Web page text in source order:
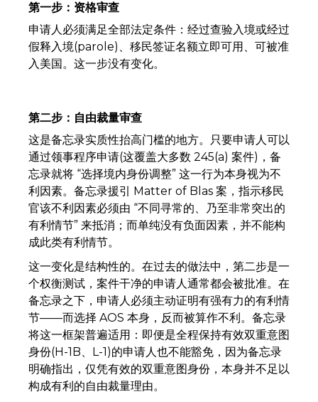
第一步：资格审查
申请人必须满足全部法定条件：经过查验入境或经过
假释入境(parole)、移民签证名额立即可用、可被准
入美国。这一步没有变化。
第二步：自由裁量审查
这是备忘录实质性抬高门槛的地方。只要申请人可以
通过领事程序申请(这覆盖大多数 245(a) 案件)，备
忘录就将 “选择境内身份调整” 这一行为本身视为不
利因素。备忘录援引 Matter of Blas 案，指示移民
官该不利因素必须由 “不同寻常的、乃至非常突出的
有利情节” 来抵消；而单纯没有负面因素，并不能构
成此类有利情节。
这一变化是结构性的。在过去的做法中，第二步是一
个权衡测试，案件干净的申请人通常都会被批准。在
备忘录之下，申请人必须主动证明有强有力的有利情
节——而选择 AOS 本身，反而被算作不利。备忘录
将这一框架普遍适用：即便是全程保持有效双重意图
身份(H-1B、L-1)的申请人也不能豁免，因为备忘录
明确指出，仅凭有效的双重意图身份，本身并不足以
构成有利的自由裁量理由。